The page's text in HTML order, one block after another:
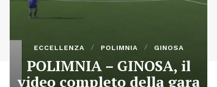
ECCELLENZA POLIMNIA GINOSA
POLIMNIA – GINOSA, il
video completo della gara